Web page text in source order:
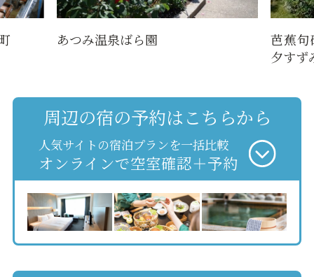
あつみ温泉ばら園
芭蕉
夕すず
周辺の宿の予約はこちらから
人気サイトの宿泊プランを一括比較
オンラインで空室確認＋予約